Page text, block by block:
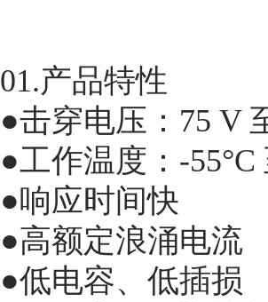
01.产品特性
●击穿电压：75 V
●工作温度：-55°C
●响应时间快
●高额定浪涌电流
●低电容、低插损